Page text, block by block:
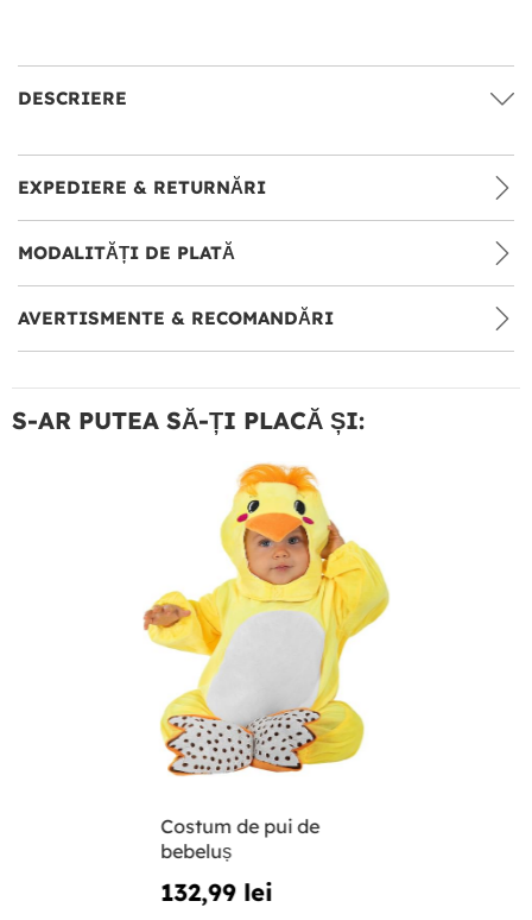
DESCRIERE
EXPEDIERE & RETURNĂRI
MODALITĂȚI DE PLATĂ
AVERTISMENTE & RECOMANDĂRI
S-AR PUTEA SĂ-ȚI PLACĂ ȘI:
Costum de pui de
bebeluș
132,99 lei